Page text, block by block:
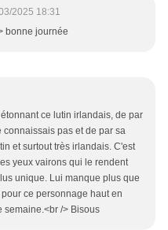
2025 18:31
bonne journée
ce lutin irlandais, de par
pas et de par sa
et surtout très irlandais. C'est
yeux vairons qui le rendent
unique. Lui manque plus que
ce personnage haut en
semaine.<br /> Bisous